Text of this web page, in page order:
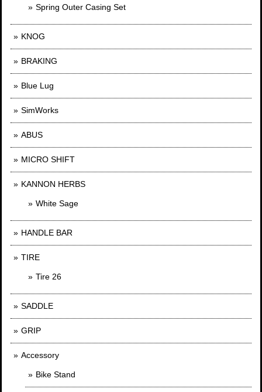
Spring Outer Casing Set
KNOG
BRAKING
Blue Lug
SimWorks
ABUS
MICRO SHIFT
KANNON HERBS
White Sage
HANDLE BAR
TIRE
Tire 26
SADDLE
GRIP
Accessory
Bike Stand